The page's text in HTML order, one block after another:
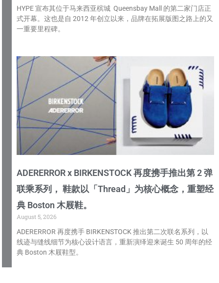
HYPE 宣布其位于马来西亚槟城 Queensbay Mall 的第二家门店正
式开幕。这也是自 2012 年创立以来，品牌在拓展版图之路上的又
一重要里程碑。
ADERERROR x BIRKENSTOCK 再度携手推出第 2 弹
联乘系列， 鞋款以「Thread」为核心概念，重塑经
典 Boston 木屐鞋。
August 5, 2026
ADERERROR 再度携手 BIRKENSTOCK 推出第二次联名系列，以
线迹与缝线细节为核心设计语言，重新演绎迎来诞生 50 周年的经
典 Boston 木屐鞋型。